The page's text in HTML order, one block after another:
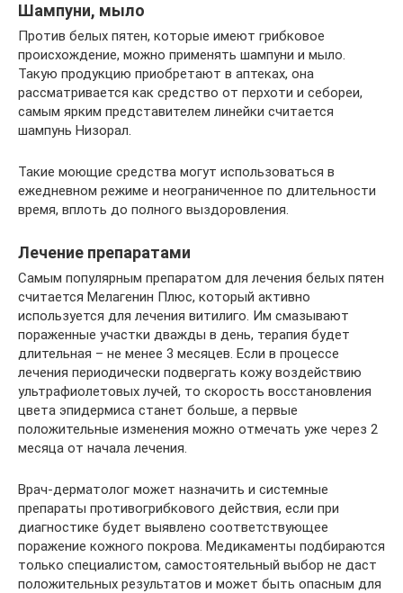
Шампуни, мыло
Против белых пятен, которые имеют грибковое
происхождение, можно применять шампуни и мыло.
Такую продукцию приобретают в аптеках, она
рассматривается как средство от перхоти и себореи,
самым ярким представителем линейки считается
шампунь Низорал.
Такие моющие средства могут использоваться в
ежедневном режиме и неограниченное по длительности
время, вплоть до полного выздоровления.
Лечение препаратами
Самым популярным препаратом для лечения белых пятен
считается Мелагенин Плюс, который активно
используется для лечения витилиго. Им смазывают
пораженные участки дважды в день, терапия будет
длительная – не менее 3 месяцев. Если в процессе
лечения периодически подвергать кожу воздействию
ультрафиолетовых лучей, то скорость восстановления
цвета эпидермиса станет больше, а первые
положительные изменения можно отмечать уже через 2
месяца от начала лечения.
Врач-дерматолог может назначить и системные
препараты противогрибкового действия, если при
диагностике будет выявлено соответствующее
поражение кожного покрова. Медикаменты подбираются
только специалистом, самостоятельный выбор не даст
положительных результатов и может быть опасным для